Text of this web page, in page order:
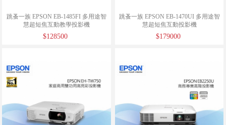
跳蚤一族 EPSON EB-1485FI 多用途智
慧超短焦互動教學投影機
$128500
跳蚤一族 EPSON EB-1470UI 多用途智
慧超短焦互動投影機
$179000